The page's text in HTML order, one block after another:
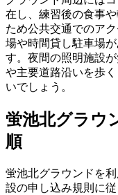
在し、練習後の食事
ため公共交通でのア
場や時間貸し駐車場
す。夜間の照明施設
や主要道路沿いを歩
いでしょう。
蛍池北グラウ
順
蛍池北グラウンドを
設の申し込み規則に